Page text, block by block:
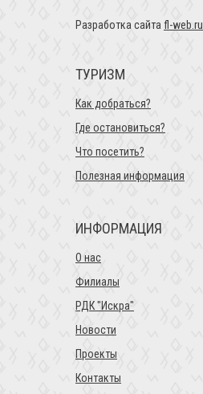
Разработка сайта fl-web.ru
ТУРИЗМ
Как добраться?
Где остановиться?
Что посетить?
Полезная информация
ИНФОРМАЦИЯ
О нас
Филиалы
РДК "Искра"
Новости
Проекты
Контакты